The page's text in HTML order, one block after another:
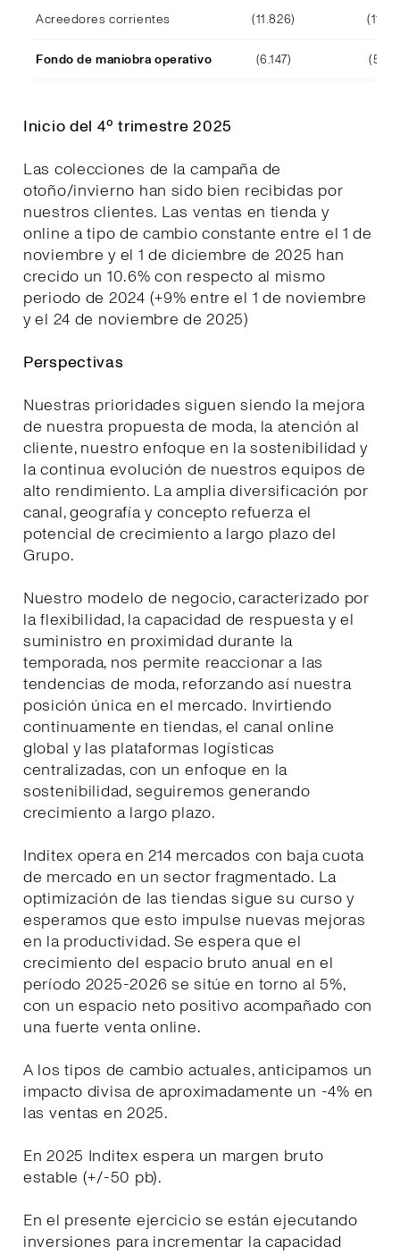
Acreedores corrientes (11.826)
Fondo de maniobra operativo (6.147)
Inicio del 4º trimestre 2025
Las colecciones de la campaña de
otoño/invierno han sido bien recibidas por
nuestros clientes. Las ventas en tienda y
online a tipo de cambio constante entre el 1 de
noviembre y el 1 de diciembre de 2025 han
crecido un 10.6% con respecto al mismo
periodo de 2024 (+9% entre el 1 de noviembre
y el 24 de noviembre de 2025)
Perspectivas
Nuestras prioridades siguen siendo la mejora
de nuestra propuesta de moda, la atención al
cliente, nuestro enfoque en la sostenibilidad y
la continua evolución de nuestros equipos de
alto rendimiento. La amplia diversificación por
canal, geografía y concepto refuerza el
potencial de crecimiento a largo plazo del
Grupo.
Nuestro modelo de negocio, caracterizado por
la flexibilidad, la capacidad de respuesta y el
suministro en proximidad durante la
temporada, nos permite reaccionar a las
tendencias de moda, reforzando así nuestra
posición única en el mercado. Invirtiendo
continuamente en tiendas, el canal online
global y las plataformas logísticas
centralizadas, con un enfoque en la
sostenibilidad, seguiremos generando
crecimiento a largo plazo.
Inditex opera en 214 mercados con baja cuota
de mercado en un sector fragmentado. La
optimización de las tiendas sigue su curso y
esperamos que esto impulse nuevas mejoras
en la productividad. Se espera que el
crecimiento del espacio bruto anual en el
período 2025-2026 se sitúe en torno al 5%,
con un espacio neto positivo acompañado con
una fuerte venta online.
A los tipos de cambio actuales, anticipamos un
impacto divisa de aproximadamente un -4% en
las ventas en 2025.
En 2025 Inditex espera un margen bruto
estable (+/-50 pb).
En el presente ejercicio se están ejecutando
inversiones para incrementar la capacidad